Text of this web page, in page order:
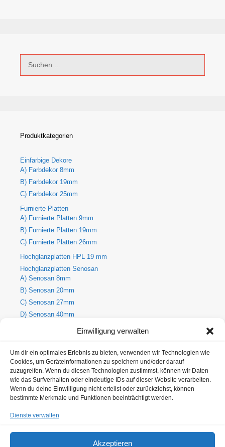
Einwilligung verwalten
Um dir ein optimales Erlebnis zu bieten, verwenden wir Technologien wie
Cookies, um Geräteinformationen zu speichern und/oder darauf
zuzugreifen. Wenn du diesen Technologien zustimmst, können wir Daten
wie das Surfverhalten oder eindeutige IDs auf dieser Website verarbeiten.
Wenn du deine Einwilligung nicht erteilst oder zurückziehst, können
bestimmte Merkmale und Funktionen beeinträchtigt werden.
Dienste verwalten
Akzeptieren
nach:
Produktkategorien
Einfarbige Dekore
A) Farbdekor 8mm
B) Farbdekor 19mm
C) Farbdekor 25mm
Furnierte Platten
A) Furnierte Platten 9mm
B) Furnierte Platten 19mm
C) Furnierte Platten 26mm
Hochglanzplatten HPL 19 mm
Hochglanzplatten Senosan
A) Senosan 8mm
B) Senosan 20mm
C) Senosan 27mm
D) Senosan 40mm
A) Holz-Dekorplatte 8mm
B) Holz-Dekorplatte 19mm
C) Holz-Dekorplatte 25mm
Metallic Hochglanzplatten Senosan
A) Metallic Senosan 8mm
D) Metallic Senosan 40mm